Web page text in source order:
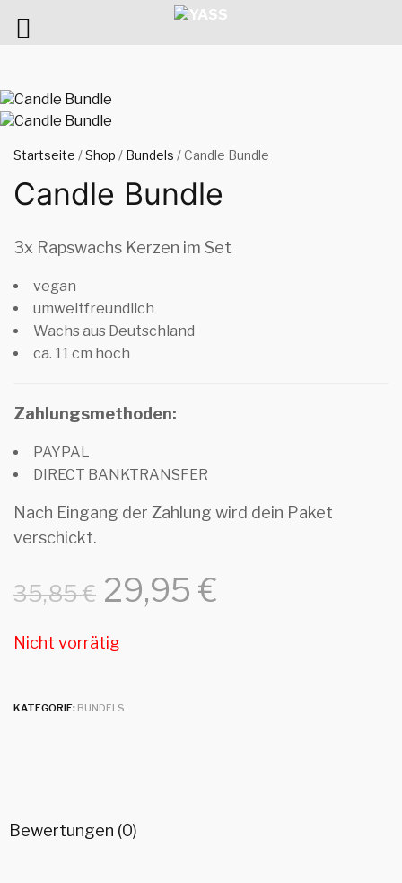
Startseite /Shop / Bundels / Candle Bundle
Candle Bundle
3x Rapswachs Kerzen im Set
vegan
umweltfreundlich
Wachs aus Deutschland
ca. 11 cm hoch
Zahlungsmethoden:
PAYPAL
DIRECT BANKTRANSFER
Nach Eingang der Zahlung wird dein Paket
verschickt.
35,85€ 29,95 €
Nicht vorrätig
KATEGORIE: BUNDELS
Bewertungen (0)